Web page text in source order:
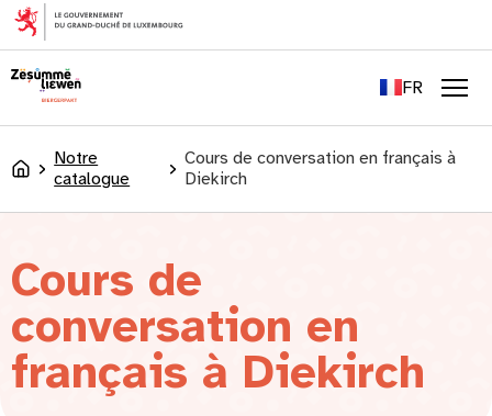
principal
FR
LU
Accueil
Notre
catalogue
Cours de conversation en français à
Diekirch
Cours de
conversation en
français à Diekirch